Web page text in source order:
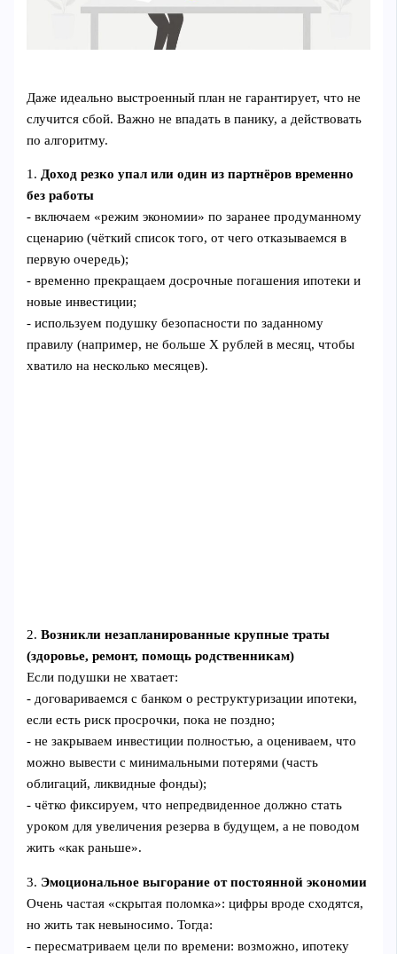
Даже идеально выстроенный план не гарантирует, что не
случится сбой. Важно не впадать в панику, а действовать
по алгоритму.
1. Доход резко упал или один из партнёров временно
без работы
- включаем «режим экономии» по заранее продуманному
сценарию (чёткий список того, от чего отказываемся в
первую очередь);
- временно прекращаем досрочные погашения ипотеки и
новые инвестиции;
- используем подушку безопасности по заданному
правилу (например, не больше Х рублей в месяц, чтобы
хватило на несколько месяцев).
2.Возникли незапланированные крупные траты
(здоровье, ремонт, помощь родственникам)
Если подушки не хватает:
- договариваемся с банком о реструктуризации ипотеки,
если есть риск просрочки, пока не поздно;
- не закрываем инвестиции полностью, а оцениваем, что
можно вывести с минимальными потерями (часть
облигаций, ликвидные фонды);
- чётко фиксируем, что непредвиденное должно стать
уроком для увеличения резерва в будущем, а не поводом
жить «как раньше».
3. Эмоциональное выгорание от постоянной экономии
Очень частая «скрытая поломка»: цифры вроде сходятся,
но жить так невыносимо. Тогда:
- пересматриваем цели по времени: возможно, ипотеку